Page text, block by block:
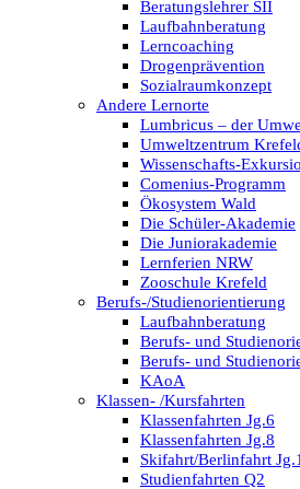
Beratungslehrer SII
Laufbahnberatung
Lerncoaching
Drogenprävention
Sozialraumkonzept
Andere Lernorte
Lumbricus – der
Umweltzentrum
Wissenschafts-
Comenius-Programm
Ökosystem Wald
Die Schüler-Akademie
Die Juniorakademie
Lernferien NRW
Zooschule Krefeld
Berufs-/Studienorientierung
Laufbahnberatung
Berufs- und
Berufs- und
KAoA
Klassen- /Kursfahrten
Klassenfahrten Jg.6
Klassenfahrten Jg.8
Skifahrt/Berlinfahrt
Studienfahrten Q2